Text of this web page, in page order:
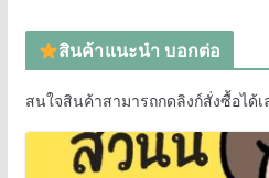
สินค้าแนะนำ บอกต่อ
สนใจสินค้าสามารถกดลิงก์สั่งซื้อได้